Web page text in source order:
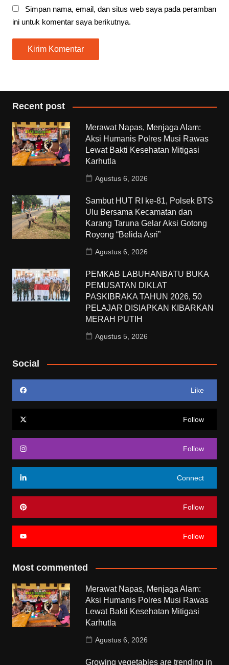
Simpan nama, email, dan situs web saya pada peramban
ini untuk komentar saya berikutnya.
Recent post
Merawat Napas, Menjaga Alam:
Aksi Humanis Polres Musi Rawas
Lewat Bakti Kesehatan Mitigasi
Karhutla
Agustus 6, 2026
Sambut HUT RI ke-81, Polsek BTS
Ulu Bersama Kecamatan dan
Karang Taruna Gelar Aksi Gotong
Royong “Belida Asri”
Agustus 6, 2026
PEMKAB LABUHANBATU BUKA
PEMUSATAN DIKLAT
PASKIBRAKA TAHUN 2026, 50
PELAJAR DISIAPKAN KIBARKAN
MERAH PUTIH
Agustus 5, 2026
Social
Like
Follow
Follow
Connect
Follow
Follow
Most commented
Merawat Napas, Menjaga Alam:
Aksi Humanis Polres Musi Rawas
Lewat Bakti Kesehatan Mitigasi
Karhutla
Agustus 6, 2026
Growing vegetables are trending in